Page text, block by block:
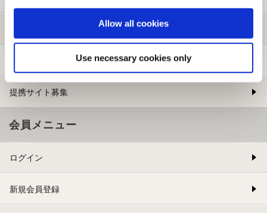
Allow all cookies
Use necessary cookies only
提携サイト募集
会員メニュー
ログイン
新規会員登録